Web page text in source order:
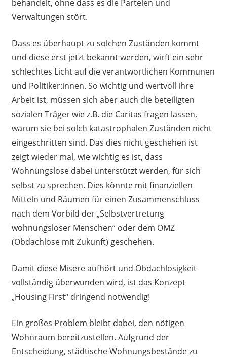
behandelt, ohne dass es die Parteien und
Verwaltungen stört.
Dass es überhaupt zu solchen Zuständen kommt
und diese erst jetzt bekannt werden, wirft ein sehr
schlechtes Licht auf die verantwortlichen Kommunen
und Politiker:innen. So wichtig und wertvoll ihre
Arbeit ist, müssen sich aber auch die beteiligten
sozialen Träger wie z.B. die Caritas fragen lassen,
warum sie bei solch katastrophalen Zuständen nicht
eingeschritten sind. Das dies nicht geschehen ist
zeigt wieder mal, wie wichtig es ist, dass
Wohnungslose dabei unterstützt werden, für sich
selbst zu sprechen. Dies könnte mit finanziellen
Mitteln und Räumen für einen Zusammenschluss
nach dem Vorbild der „Selbstvertretung
wohnungsloser Menschen“ oder dem OMZ
(Obdachlose mit Zukunft) geschehen.
Damit diese Misere aufhört und Obdachlosigkeit
vollständig überwunden wird, ist das Konzept
„Housing First“ dringend notwendig!
Ein großes Problem bleibt dabei, den nötigen
Wohnraum bereitzustellen. Aufgrund der
Entscheidung, städtische Wohnungsbestände zu